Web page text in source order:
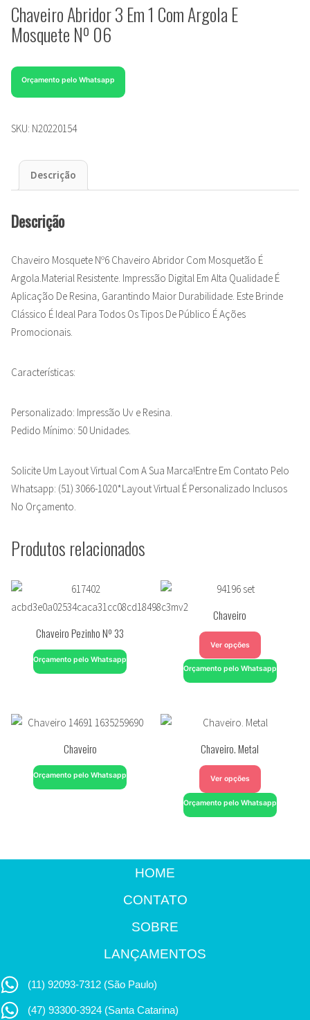
Chaveiro Abridor 3 Em 1 Com Argola E
Mosquete Nº 06
Orçamento pelo Whatsapp
SKU: N20220154
Descrição
Descrição
Chaveiro Mosquete Nº6 Chaveiro Abridor Com Mosquetão É
Argola.Material Resistente. Impressão Digital Em Alta Qualidade É
Aplicação De Resina, Garantindo Maior Durabilidade. Este Brinde
Clássico É Ideal Para Todos Os Tipos De Público É Ações
Promocionais.
Características:
Personalizado: Impressão Uv e Resina.
Pedido Mínimo: 50 Unidades.
Solicite Um Layout Virtual Com A Sua Marca!Entre Em Contato Pelo
Whatsapp: (51) 3066-1020*Layout Virtual É Personalizado Inclusos
No Orçamento.
Produtos relacionados
Chaveiro Pezinho Nº 33
Orçamento pelo Whatsapp
Chaveiro
Ver opções
Orçamento pelo Whatsapp
Chaveiro
Orçamento pelo Whatsapp
Chaveiro. Metal
Ver opções
Orçamento pelo Whatsapp
HOME
CONTATO
SOBRE
LANÇAMENTOS
(11) 92093-7312 (São Paulo)
(47) 93300-3924 (Santa Catarina)